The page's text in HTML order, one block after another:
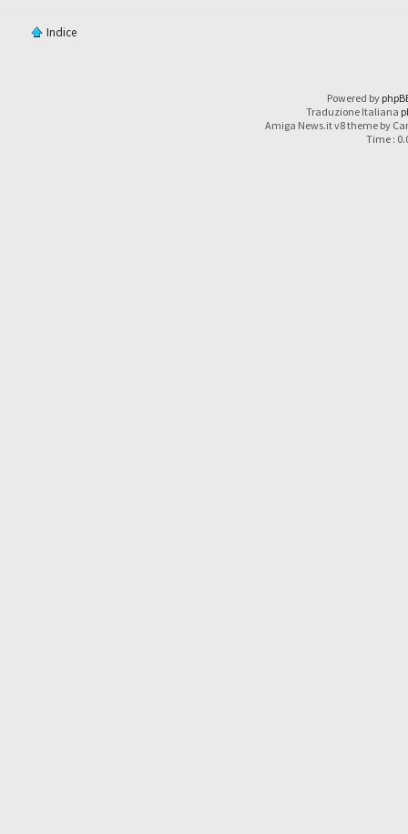
Indice
Powered by
Traduzione Italiana
Amiga News.it v8 theme by
Time :